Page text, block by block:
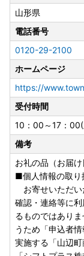
山形県
電話番号
0120-29-2100
ホームページ
https://
受付時間
10：00～17：
備考
お礼の品（お届
■個人情報の取り
お寄せいただい
確認・連絡等に
るものではあり
うため「申込者
実施する「山辺町